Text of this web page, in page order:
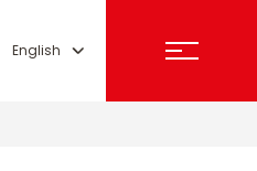
English